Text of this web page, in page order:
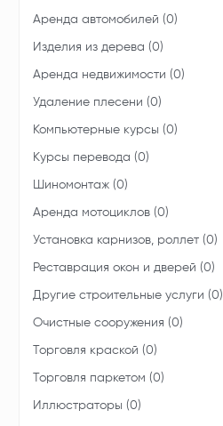
Аренда автомобилей (0)
Изделия из дерева (0)
Аренда недвижимости (0)
Удаление плесени (0)
Компьютерные курсы (0)
Курсы перевода (0)
Шиномонтаж (0)
Аренда мотоциклов (0)
Установка карнизов, роллет (0)
Реставрация окон и дверей (0)
Другие строительные услуги (0)
Очистные сооружения (0)
Торговля краской (0)
Торговля паркетом (0)
Иллюстраторы (0)